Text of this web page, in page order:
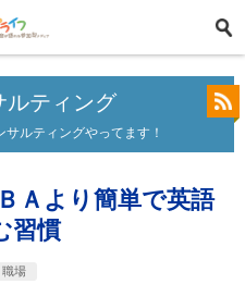
ルティング
ルティングやってます！
Ａより簡単で英語
習慣
職場